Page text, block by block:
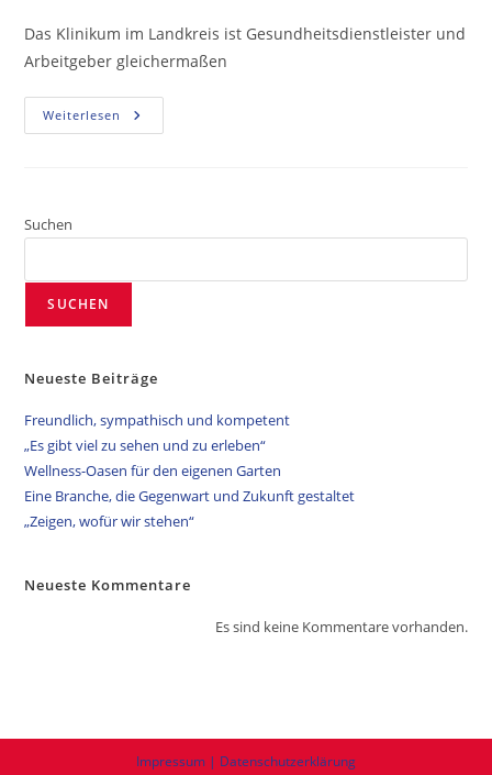
Das Klinikum im Landkreis ist Gesundheitsdienstleister und
Arbeitgeber gleichermaßen
Weiterlesen
Suchen
SUCHEN
Neueste Beiträge
Freundlich, sympathisch und kompetent
„Es gibt viel zu sehen und zu erleben“
Wellness-Oasen für den eigenen Garten
Eine Branche, die Gegenwart und Zukunft gestaltet
„Zeigen, wofür wir stehen“
Neueste Kommentare
Es sind keine Kommentare vorhanden.
Impressum | Datenschutzerklärung